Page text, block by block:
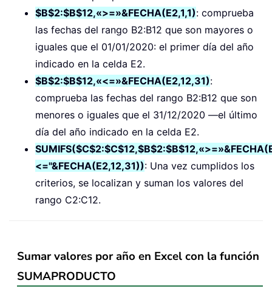
$B$2:$B$12,«>=»&FECHA(E2,1,1): comprueba
las fechas del rango B2:B12 que son mayores o
iguales que el 01/01/2020: el primer día del año
indicado en la celda E2.
$B$2:$B$12,«<=»&FECHA(E2,12,31):
comprueba las fechas del rango B2:B12 que son
menores o iguales que el 31/12/2020 —el último
día del año indicado en la celda E2.
<="&FECHA(E2,12,31)): Una vez cumplidos los
criterios, se localizan y suman los valores del
rango C2:C12.
Sumar valores por año en Excel con la función
SUMAPRODUCTO